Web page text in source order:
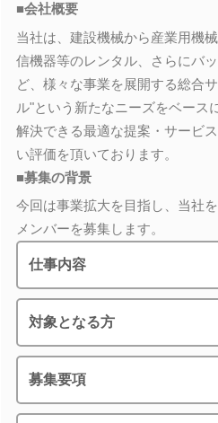
■会社概要
当社は、建設機械から産業用機
信機器等のレンタル、さらにバ
ど、様々な事業を展開する総合
ル"という新たなニーズをベース
解決できる最適な提案・サービ
い評価を頂いております。
■募集の背景
今回は事業拡大を目指し、当社
メンバーを募集します。
仕事内容
対象となる方
募集要項